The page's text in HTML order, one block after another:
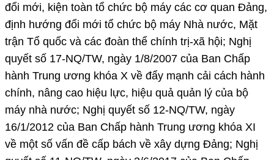
đổi mới, kiện toàn tổ chức bộ máy các cơ quan Đảng,
định hướng đổi mới tổ chức bộ máy Nhà nước, Mặt
trận Tổ quốc và các đoàn thể chính trị-xã hội; Nghị
quyết số 17-NQ/TW, ngày 1/8/2007 của Ban Chấp
hành Trung ương khóa X về đẩy mạnh cải cách hành
chính, nâng cao hiệu lực, hiệu quả quản lý của bộ
máy nhà nước; Nghị quyết số 12-NQ/TW, ngày
16/1/2012 của Ban Chấp hành Trung ương khóa XI
về một số vấn đề cấp bách về xây dựng Đảng; Nghị